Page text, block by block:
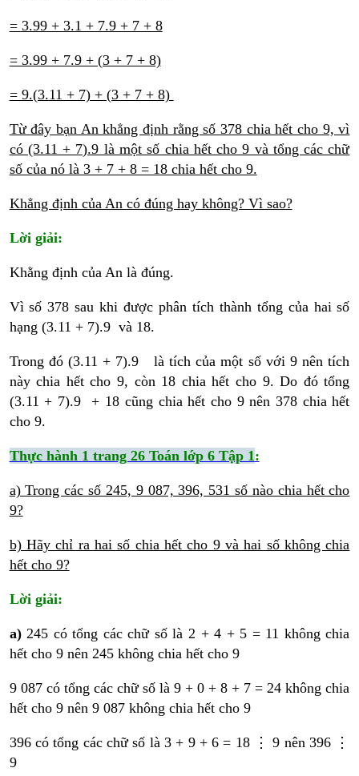
= 3.99 + 3.1 + 7.9 + 7 + 8
= 3.99 + 7.9 + (3 + 7 + 8)
= 9.(3.11 + 7) + (3 + 7 + 8)
Từ đây bạn An khẳng định rằng số 378 chia hết cho 9, vì
có (3.11 + 7).9 là một số chia hết cho 9 và tổng các chữ
số của nó là 3 + 7 + 8 = 18 chia hết cho 9.
Khẳng định của An có đúng hay không? Vì sao?
Lời giải:
Khằng định của An là đúng.
Vì số 378 sau khi được phân tích thành tổng của hai số
hạng (3.11 + 7).9 và 18.
Trong đó (3.11 + 7).9 là tích của một số với 9 nên tích
này chia hết cho 9, còn 18 chia hết cho 9. Do đó tổng
(3.11 + 7).9 + 18 cũng chia hết cho 9 nên 378 chia hết
cho 9.
Thực hành 1 trang 26 Toán lớp 6 Tập 1:
a) Trong các số 245, 9 087, 396, 531 số nào chia hết cho
9?
b) Hãy chỉ ra hai số chia hết cho 9 và hai số không chia
hết cho 9?
Lời giải:
a)245 có tổng các chữ số là 2 + 4 + 5 = 11 không chia
hết cho 9 nên 245 không chia hết cho 9
9 087 có tổng các chữ số là 9 + 0 + 8 + 7 = 24 không chia
hết cho 9 nên 9 087 không chia hết cho 9
396 có tổng các chữ số là 3 + 9 + 6 = 18 ⋮ 9 nên 396 ⋮
9